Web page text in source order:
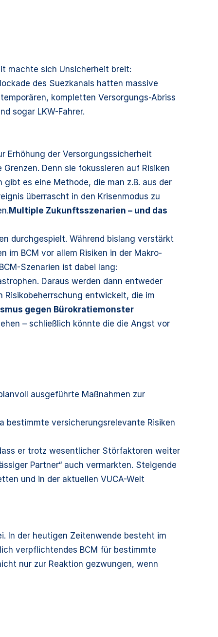
machte sich Unsicherheit breit:
des Suezkanals hatten massive
kompletten Versorgungs-Abriss
sogar LKW-Fahrer.
Erhöhung der Versorgungssicherheit
Denn sie fokussieren auf Risiken
es eine Methode, die man z.B. aus der
überrascht in den Krisenmodus zu
Multiple Zukunftsszenarien – und das
durchgespielt. Während bislang verstärkt
im BCM vor allem Risiken in der Makro-
Szenarien ist dabei lang:
Daraus werden dann entweder
Risikobeherrschung entwickelt, die im
gegen Bürokratiemonster
– schließlich könnte die die Angst vor
ausgeführte Maßnahmen zur
bestimmte versicherungsrelevante Risiken
er trotz wesentlicher Störfaktoren weiter
Partner“ auch vermarkten. Steigende
und in der aktuellen VUCA-Welt
In der heutigen Zeitenwende besteht im
verpflichtendes BCM für bestimmte
nur zur Reaktion gezwungen, wenn